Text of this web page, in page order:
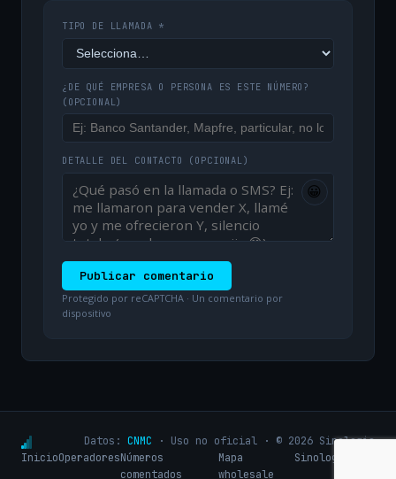
TIPO DE LLAMADA *
¿DE QUÉ EMPRESA O PERSONA ES ESTE NÚMERO?
(OPCIONAL)
DETALLE DEL CONTACTO (OPCIONAL)
😀
Publicar comentario
Protegido por reCAPTCHA · Un comentario por
dispositivo
Datos: CNMC · Uso no oficial · © 2026 Sinologic
InicioOperadoresNúmeros
comentados
Mapa
wholesale
Sinologic.net